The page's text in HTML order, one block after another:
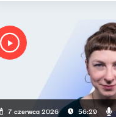
7 czerwca 2026 56:29